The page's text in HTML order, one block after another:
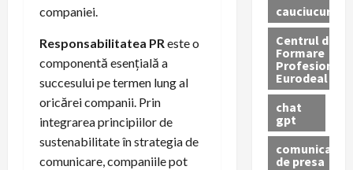
companiei.
Responsabilitatea PR este o
componentă esențială a
succesului pe termen lung al
oricărei companii. Prin
integrarea principiilor de
sustenabilitate în strategia de
comunicare, companiile pot
cauciucuri
Centrul de
Formare
Profesionala
Eurodeal
chat
gpt
comunicat
de presa